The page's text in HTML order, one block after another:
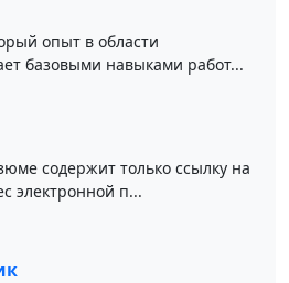
опыт в области
базовыми навыками работ...
содержит только ссылку на
электронной п...